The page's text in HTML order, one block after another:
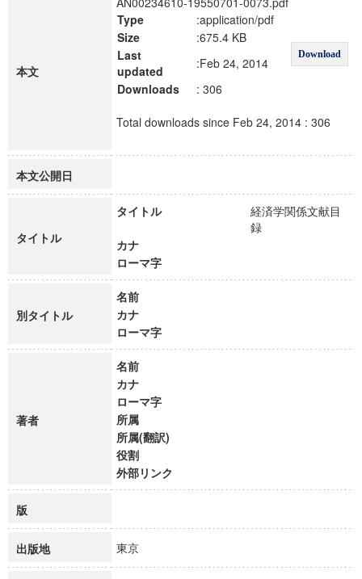
本文
Type
:application/pdf
Download
Size
:675.4 KB
Last
updated
:Feb 24, 2014
Downloads
: 306
Total downloads since Feb 24, 2014 : 306
本文公開日
タイトル
タイトル
経済学関係文献目
録
カナ
ローマ字
別タイトル
名前
カナ
ローマ字
著者
名前
カナ
ローマ字
所属
所属(翻訳)
役割
外部リンク
版
出版地 東京